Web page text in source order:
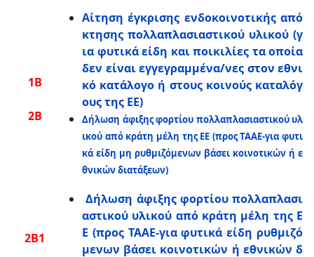
1B
2B
Αίτηση έγκρισης ενδοκοινοτικής από
κτησης πολλαπλασιαστικού υλικού (γ
ια φυτικά είδη και ποικιλίες τα οποία
δεν είναι εγγεγραμμένα/νες στον εθνι
κό κατάλογο ή στους κοινούς καταλόγ
ους της ΕΕ)
Δήλωση άφιξης φορτίου πολλαπλασιαστικού υλ
ικού από κράτη μέλη της ΕΕ (προς ΤΑΑΕ-για φυτι
κά είδη μη ρυθμιζόμενων βάσει κοινοτικών ή ε
θνικών διατάξεων)
2B1
Δήλωση άφιξης φορτίου πολλαπλασι
αστικού υλικού από κράτη μέλη της Ε
Ε (προς ΤΑΑΕ-για φυτικά είδη ρυθμιζό
μενων βάσει κοινοτικών ή εθνικών δ